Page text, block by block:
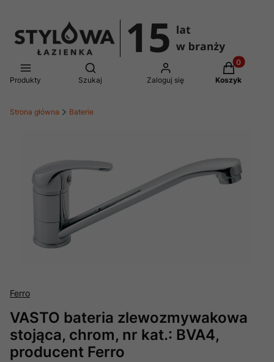
Produkty
Otwórz wyszukiwarkę
Szukaj Zaloguj się
Produkty
Koszyk
Strona główna Baterie
Ferro
VASTO bateria zlewozmywakowa
stojąca, chrom, nr kat.: BVA4,
producent Ferro